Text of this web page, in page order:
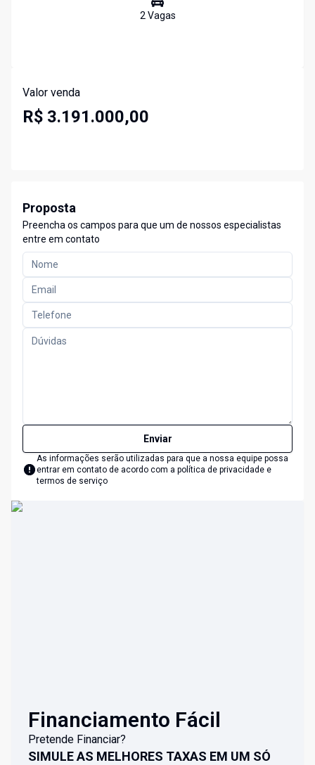
2Vagas
Valor venda
R$ 3.191.000,00
Proposta
Preencha os campos para que um de nossos especialistas
entre em contato
Enviar
As informações serão utilizadas para que a nossa equipe possa
entrar em contato de acordo com a política de privacidade e
termos de serviço
Financiamento Fácil
Pretende Financiar?
SIMULE AS MELHORES TAXAS EM UM SÓ